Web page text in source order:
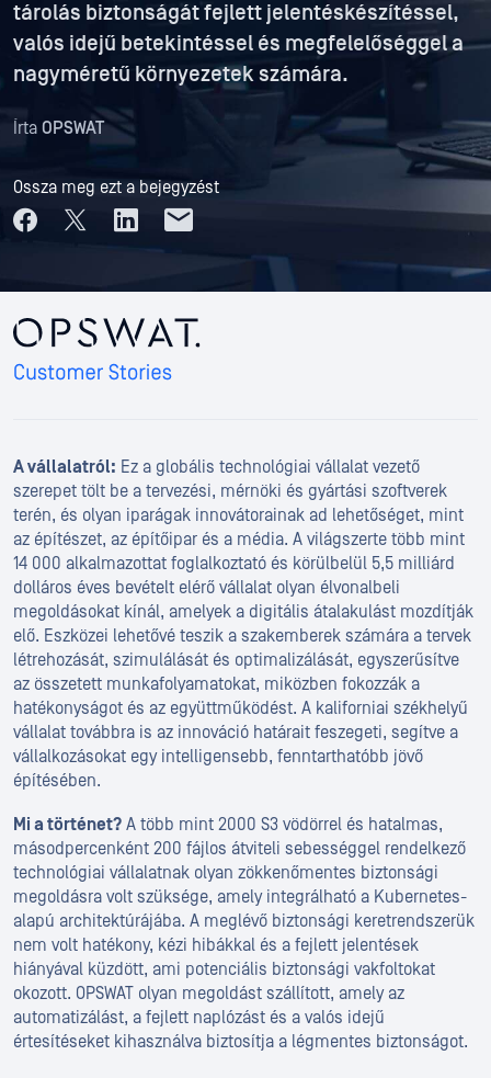
tárolás biztonságát fejlett jelentéskészítéssel,
valós idejű betekintéssel és megfelelőséggel a
nagyméretű környezetek számára.
Írta OPSWAT
Ossza meg ezt a bejegyzést
A vállalatról: Ez a globális technológiai vállalat vezető
szerepet tölt be a tervezési, mérnöki és gyártási szoftverek
terén, és olyan iparágak innovátorainak ad lehetőséget, mint
az építészet, az építőipar és a média. A világszerte több mint
14 000 alkalmazottat foglalkoztató és körülbelül 5,5 milliárd
dolláros éves bevételt elérő vállalat olyan élvonalbeli
megoldásokat kínál, amelyek a digitális átalakulást mozdítják
elő. Eszközei lehetővé teszik a szakemberek számára a tervek
létrehozását, szimulálását és optimalizálását, egyszerűsítve
az összetett munkafolyamatokat, miközben fokozzák a
hatékonyságot és az együttműködést. A kaliforniai székhelyű
vállalat továbbra is az innováció határait feszegeti, segítve a
vállalkozásokat egy intelligensebb, fenntarthatóbb jövő
építésében.
Mi a történet? A több mint 2000 S3 vödörrel és hatalmas,
másodpercenként 200 fájlos átviteli sebességgel rendelkező
technológiai vállalatnak olyan zökkenőmentes biztonsági
megoldásra volt szüksége, amely integrálható a Kubernetes-
alapú architektúrájába. A meglévő biztonsági keretrendszerük
nem volt hatékony, kézi hibákkal és a fejlett jelentések
hiányával küzdött, ami potenciális biztonsági vakfoltokat
okozott. OPSWAT olyan megoldást szállított, amely az
automatizálást, a fejlett naplózást és a valós idejű
értesítéseket kihasználva biztosítja a légmentes biztonságot.